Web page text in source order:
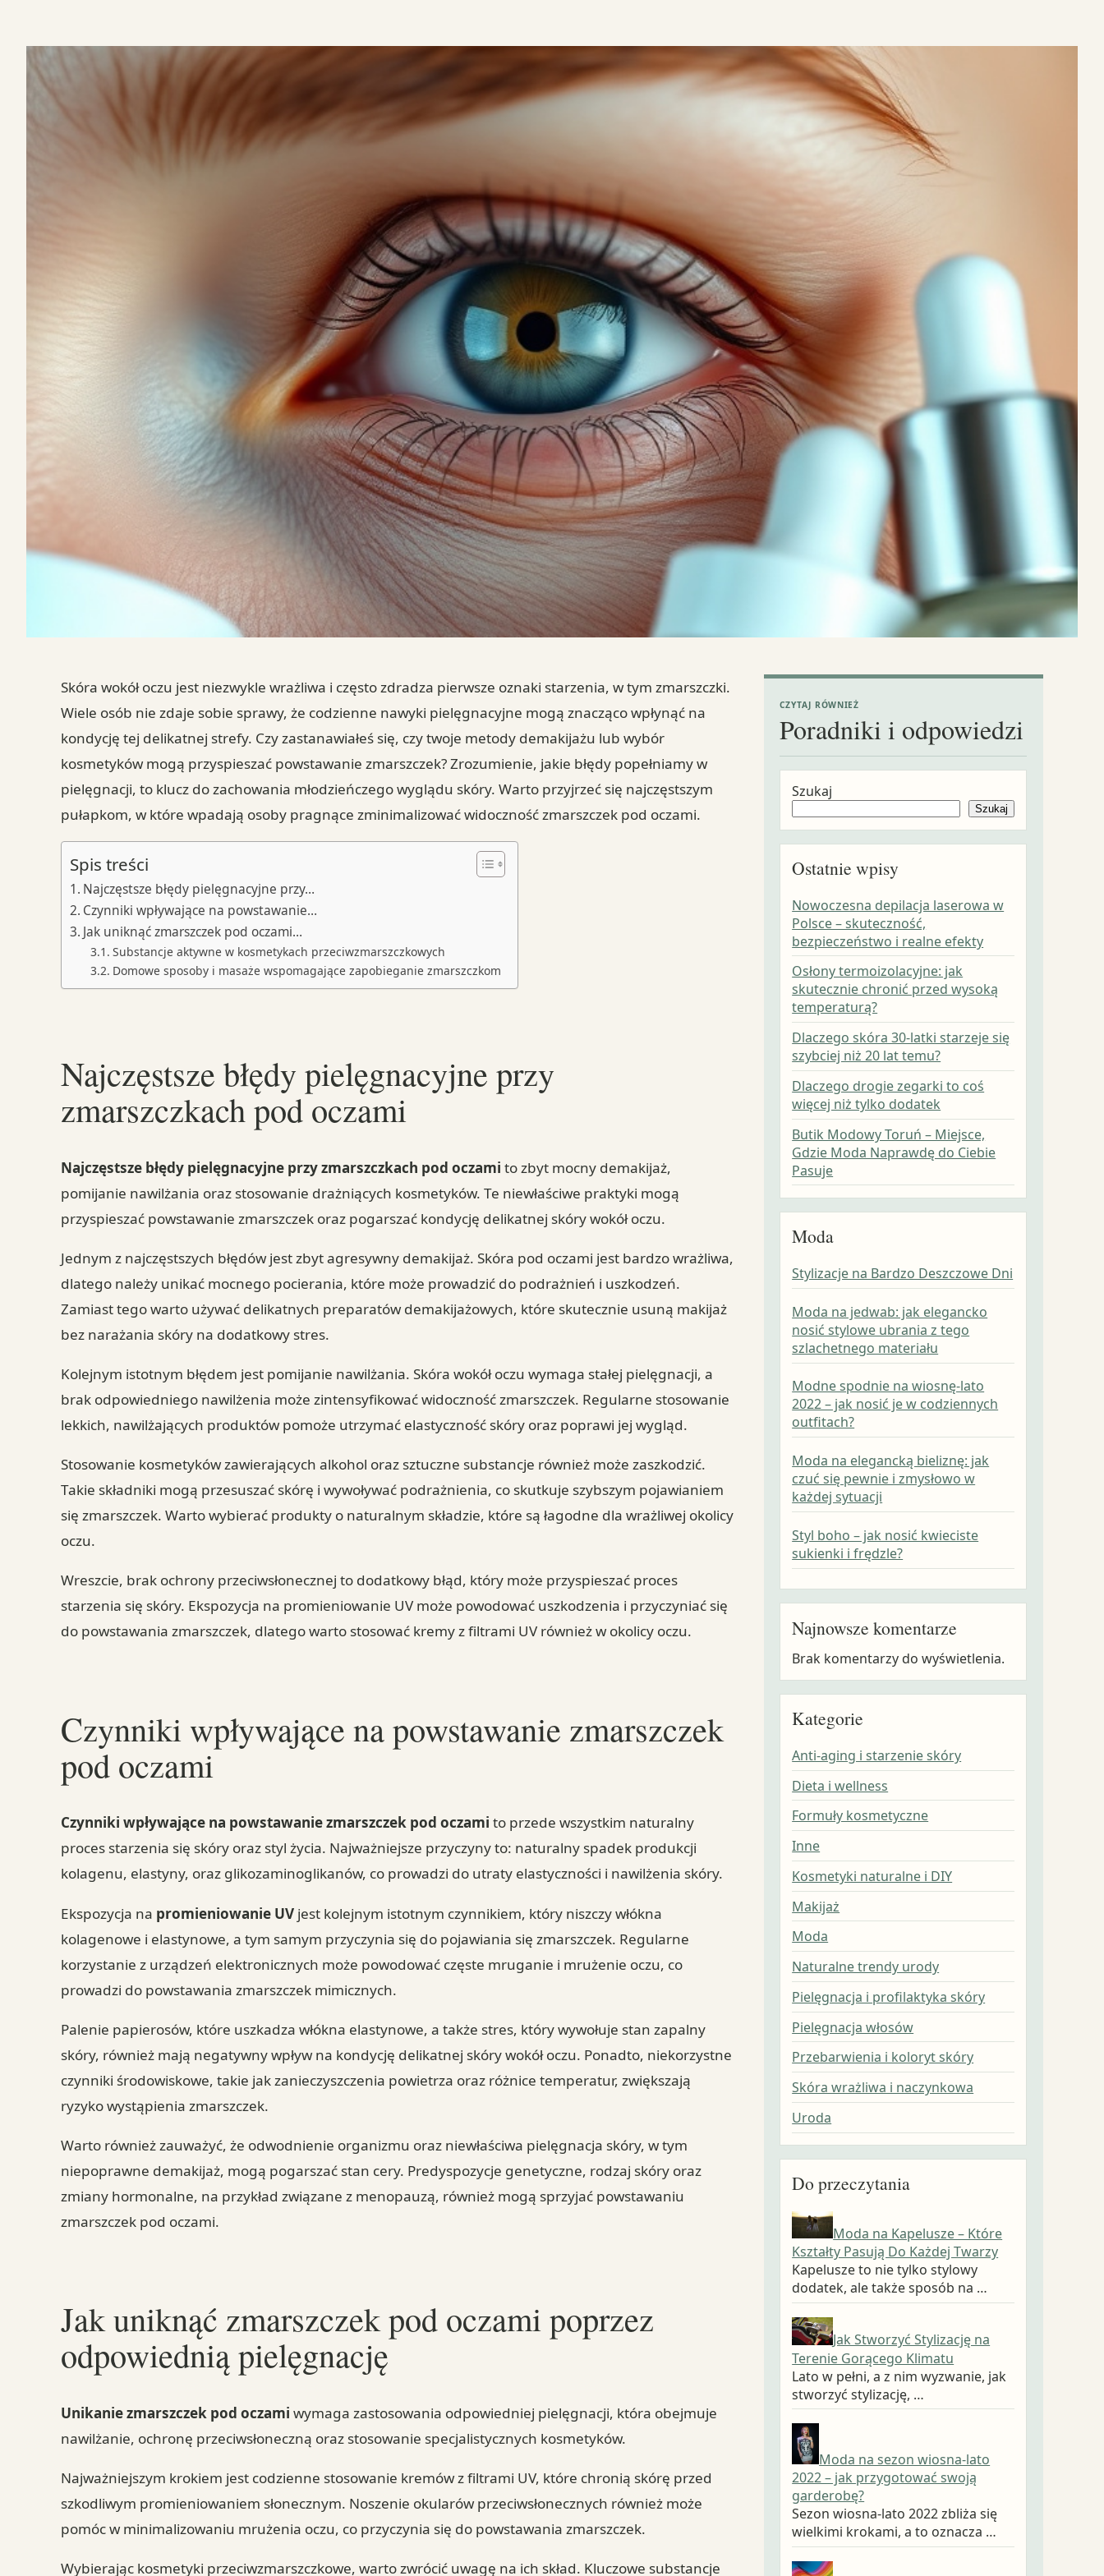
Skóra wokół oczu jest niezwykle wrażliwa i często zdradza pierwsze oznaki starzenia, w tym zmarszczki.
Wiele osób nie zdaje sobie sprawy, że codzienne nawyki pielęgnacyjne mogą znacząco wpłynąć na
kondycję tej delikatnej strefy. Czy zastanawiałeś się, czy twoje metody demakijażu lub wybór
kosmetyków mogą przyspieszać powstawanie zmarszczek? Zrozumienie, jakie błędy popełniamy w
pielęgnacji, to klucz do zachowania młodzieńczego wyglądu skóry. Warto przyjrzeć się najczęstszym
pułapkom, w które wpadają osoby pragnące zminimalizować widoczność zmarszczek pod oczami.
Spis treści
Najczęstsze błędy pielęgnacyjne przy…
Czynniki wpływające na powstawanie…
Jak uniknąć zmarszczek pod oczami…
Substancje aktywne w kosmetykach przeciwzmarszczkowych
Domowe sposoby i masaże wspomagające zapobieganie zmarszczkom
Najczęstsze błędy pielęgnacyjne przy
zmarszczkach pod oczami
Najczęstsze błędy pielęgnacyjne przy zmarszczkach pod oczami to zbyt mocny demakijaż,
pomijanie nawilżania oraz stosowanie drażniących kosmetyków. Te niewłaściwe praktyki mogą
przyspieszać powstawanie zmarszczek oraz pogarszać kondycję delikatnej skóry wokół oczu.
Jednym z najczęstszych błędów jest zbyt agresywny demakijaż. Skóra pod oczami jest bardzo wrażliwa,
dlatego należy unikać mocnego pocierania, które może prowadzić do podrażnień i uszkodzeń.
Zamiast tego warto używać delikatnych preparatów demakijażowych, które skutecznie usuną makijaż
bez narażania skóry na dodatkowy stres.
Kolejnym istotnym błędem jest pomijanie nawilżania. Skóra wokół oczu wymaga stałej pielęgnacji, a
brak odpowiedniego nawilżenia może zintensyfikować widoczność zmarszczek. Regularne stosowanie
lekkich, nawilżających produktów pomoże utrzymać elastyczność skóry oraz poprawi jej wygląd.
Stosowanie kosmetyków zawierających alkohol oraz sztuczne substancje również może zaszkodzić.
Takie składniki mogą przesuszać skórę i wywoływać podrażnienia, co skutkuje szybszym pojawianiem
się zmarszczek. Warto wybierać produkty o naturalnym składzie, które są łagodne dla wrażliwej okolicy
oczu.
Wreszcie, brak ochrony przeciwsłonecznej to dodatkowy błąd, który może przyspieszać proces
starzenia się skóry. Ekspozycja na promieniowanie UV może powodować uszkodzenia i przyczyniać się
do powstawania zmarszczek, dlatego warto stosować kremy z filtrami UV również w okolicy oczu.
Czynniki wpływające na powstawanie zmarszczek
pod oczami
Czynniki wpływające na powstawanie zmarszczek pod oczami to przede wszystkim naturalny
proces starzenia się skóry oraz styl życia. Najważniejsze przyczyny to: naturalny spadek produkcji
kolagenu, elastyny, oraz glikozaminoglikanów, co prowadzi do utraty elastyczności i nawilżenia skóry.
Ekspozycja na promieniowanie UV jest kolejnym istotnym czynnikiem, który niszczy włókna
kolagenowe i elastynowe, a tym samym przyczynia się do pojawiania się zmarszczek. Regularne
korzystanie z urządzeń elektronicznych może powodować częste mruganie i mrużenie oczu, co
prowadzi do powstawania zmarszczek mimicznych.
Palenie papierosów, które uszkadza włókna elastynowe, a także stres, który wywołuje stan zapalny
skóry, również mają negatywny wpływ na kondycję delikatnej skóry wokół oczu. Ponadto, niekorzystne
czynniki środowiskowe, takie jak zanieczyszczenia powietrza oraz różnice temperatur, zwiększają
ryzyko wystąpienia zmarszczek.
Warto również zauważyć, że odwodnienie organizmu oraz niewłaściwa pielęgnacja skóry, w tym
niepoprawne demakijaż, mogą pogarszać stan cery. Predyspozycje genetyczne, rodzaj skóry oraz
zmiany hormonalne, na przykład związane z menopauzą, również mogą sprzyjać powstawaniu
zmarszczek pod oczami.
Jak uniknąć zmarszczek pod oczami poprzez
odpowiednią pielęgnację
Unikanie zmarszczek pod oczami wymaga zastosowania odpowiedniej pielęgnacji, która obejmuje
nawilżanie, ochronę przeciwsłoneczną oraz stosowanie specjalistycznych kosmetyków.
Najważniejszym krokiem jest codzienne stosowanie kremów z filtrami UV, które chronią skórę przed
szkodliwym promieniowaniem słonecznym. Noszenie okularów przeciwsłonecznych również może
pomóc w minimalizowaniu mrużenia oczu, co przyczynia się do powstawania zmarszczek.
Wybierając kosmetyki przeciwzmarszczkowe, warto zwrócić uwagę na ich skład. Kluczowe substancje
CZYTAJ RÓWNIEŻ
Poradniki i odpowiedzi
Szukaj
Szukaj
Ostatnie wpisy
Nowoczesna depilacja laserowa w
Polsce – skuteczność,
bezpieczeństwo i realne efekty
Osłony termoizolacyjne: jak
skutecznie chronić przed wysoką
temperaturą?
Dlaczego skóra 30-latki starzeje się
szybciej niż 20 lat temu?
Dlaczego drogie zegarki to coś
więcej niż tylko dodatek
Butik Modowy Toruń – Miejsce,
Gdzie Moda Naprawdę do Ciebie
Pasuje
Moda
Stylizacje na Bardzo Deszczowe Dni
Moda na jedwab: jak elegancko
nosić stylowe ubrania z tego
szlachetnego materiału
Modne spodnie na wiosnę-lato
2022 – jak nosić je w codziennych
outfitach?
Moda na elegancką bieliznę: jak
czuć się pewnie i zmysłowo w
każdej sytuacji
Styl boho – jak nosić kwieciste
sukienki i frędzle?
Najnowsze komentarze
Brak komentarzy do wyświetlenia.
Kategorie
Anti-aging i starzenie skóry
Dieta i wellness
Formuły kosmetyczne
Inne
Kosmetyki naturalne i DIY
Makijaż
Moda
Naturalne trendy urody
Pielęgnacja i profilaktyka skóry
Pielęgnacja włosów
Przebarwienia i koloryt skóry
Skóra wrażliwa i naczynkowa
Uroda
Do przeczytania
Moda na Kapelusze – Które
Kształty Pasują Do Każdej Twarzy
Kapelusze to nie tylko stylowy
dodatek, ale także sposób na …
Jak Stworzyć Stylizację na
Terenie Gorącego Klimatu
Lato w pełni, a z nim wyzwanie, jak
stworzyć stylizację, …
Moda na sezon wiosna-lato
2022 – jak przygotować swoją
garderobę?
Sezon wiosna-lato 2022 zbliża się
wielkimi krokami, a to oznacza …